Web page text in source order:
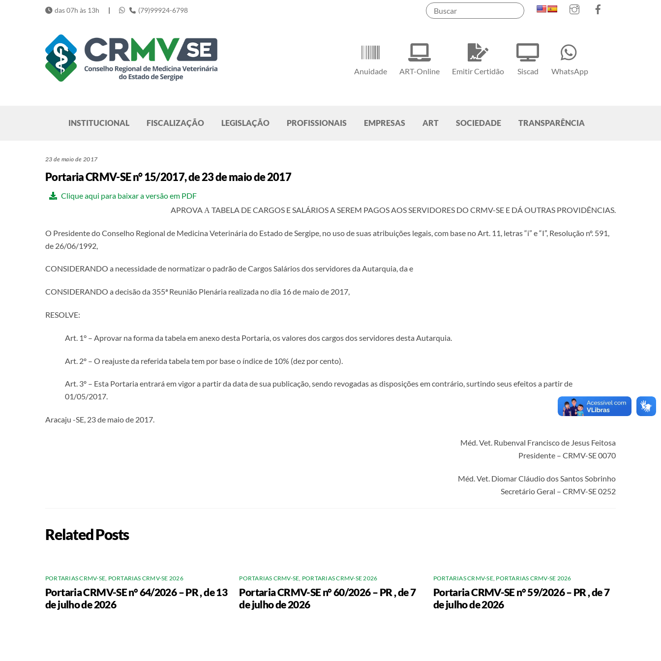
Instagram
Anuidade ART-Online Emitir Certidão Siscad WhatsApp
das 07h às 13h | (79)99924-6798
INSTITUCIONAL FISCALIZAÇÃO LEGISLAÇÃO PROFISSIONAIS EMPRESAS ART SOCIEDADE TRANSPARÊNCIA
23 de maio de 2017
Portaria CRMV-SE n° 15/2017, de 23 de maio de 2017
Clique aqui para baixar a versão em PDF
APROVA А TABELA DE CARGOS E SALÁRIOS A SEREM PAGOS AOS SERVIDORES DO CRMV-SE E DÁ OUTRAS PROVIDÊNCIAS.
O Presidente do Conselho Regional de Medicina Veterinária do Estado de Sergipe, no uso de suas atribuições legais, com base no Art. 11, letras “i” e “I”, Resolução nº. 591,
de 26/06/1992,
CONSIDERANDO a necessidade de normatizar o padrão de Cargos Salários dos servidores da Autarquia, da e
CONSIDERANDO a decisão da 355ª Reunião Plenária realizada no dia 16 de maio de 2017,
RESOLVE:
Art. 1° – Aprovar na forma da tabela em anexo desta Portaria, os valores dos cargos dos servidores desta Autarquia.
Art. 2º – O reajuste da referida tabela tem por base o índice de 10% (dez por cento).
Art. 3º – Esta Portaria entrará em vigor a partir da data de sua publicação, sendo revogadas as disposições em contrário, surtindo seus efeitos a partir de
01/05/2017.
Aracaju -SE, 23 de maio de 2017.
Méd. Vet. Rubenval Francisco de Jesus Feitosa
Presidente – CRMV-SE 0070
Méd. Vet. Diomar Cláudio dos Santos Sobrinho
Secretário Geral – CRMV-SE 0252
Related Posts
PORTARIAS CRMV-SE PORTARIAS CRMV-SE 2026
Portaria CRMV-SE n° 64/2026 – PR , de 13
de julho de 2026
PORTARIAS CRMV-SE PORTARIAS CRMV-SE 2026
Portaria CRMV-SE n° 60/2026 – PR , de 7
de julho de 2026
PORTARIAS CRMV-SE, PORTARIAS CRMV-SE 2026
Portaria CRMV-SE n° 59/2026 – PR , de 7
de julho de 2026